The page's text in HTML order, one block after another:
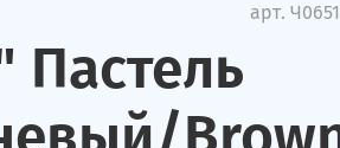
арт.